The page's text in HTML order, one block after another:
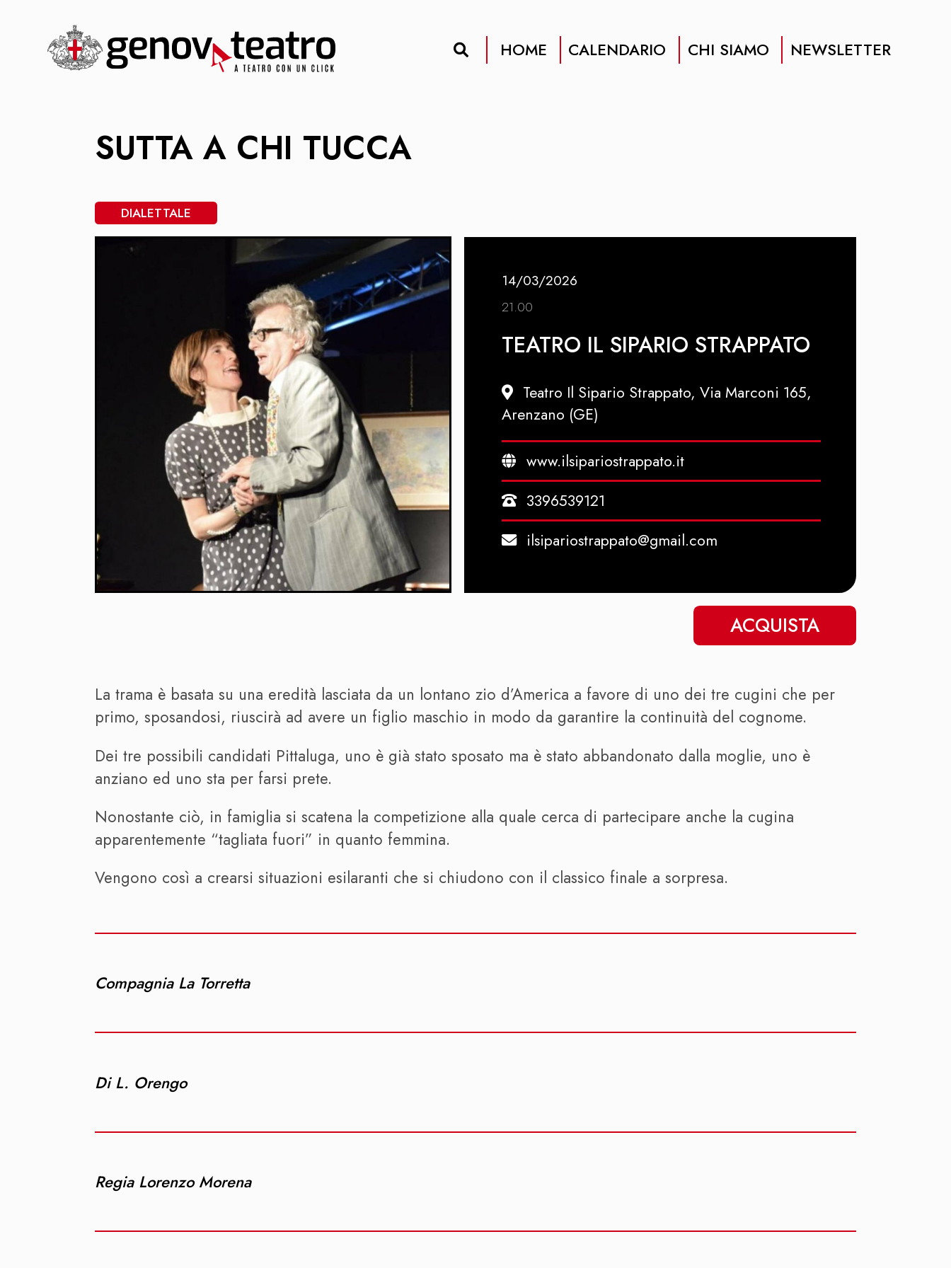
SUTTA A CHI TUCCA
DIALETTALE
14/03/2026
21.00
TEATRO IL SIPARIO STRAPPATO
Teatro Il Sipario Strappato, Via Marconi 165,
Arenzano (GE)
www.ilsipariostrappato.it
3396539121
ilsipariostrappato@gmail.com
ACQUISTA
La trama è basata su una eredità lasciata da un lontano zio d’America a favore di uno dei tre cugini che per
primo, sposandosi, riuscirà ad avere un figlio maschio in modo da garantire la continuità del cognome.
Dei tre possibili candidati Pittaluga, uno è già stato sposato ma è stato abbandonato dalla moglie, uno è
anziano ed uno sta per farsi prete.
Nonostante ciò, in famiglia si scatena la competizione alla quale cerca di partecipare anche la cugina
apparentemente “tagliata fuori” in quanto femmina.
Vengono così a crearsi situazioni esilaranti che si chiudono con il classico finale a sorpresa.
Compagnia La Torretta
Di L. Orengo
Regia Lorenzo Morena
HOME CALENDARIO CHI SIAMO NEWSLETTER